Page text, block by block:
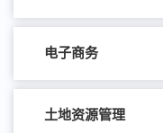
电子商务
土地资源管理